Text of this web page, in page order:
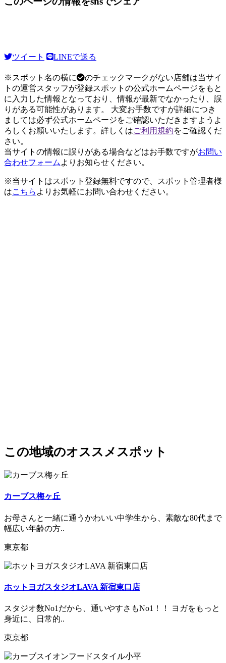
ツイート LINEで送る
※スポット名の横に
のチェックマークがない店舗は当サイ
トの運営スタッフが登録スポットの公式ホームページをもと
に入力した情報となっており、情報が最新でなかったり、誤
りがある可能性があります。 大変お手数ですが詳細につき
ましては必ず公式ホームページをご確認いただきますようよ
ろしくお願いいたします。詳しくはご利用規約をご確認くだ
さい。
当サイトの情報に誤りがある場合などはお手数ですがお問い
合わせフォーム よりお知らせください。
※当サイトはスポット登録無料ですので、スポット管理者様
はこちら よりお気軽にお問い合わせください。
この地域のオススメスポット
カーブス梅ヶ丘
お母さんと一緒に通うかわいい中学生から、素敵な80代まで
幅広い年齢の方..
東京都
ホットヨガスタジオLAVA 新宿東口店
スタジオ数No1だから、通いやすさもNo1！！ ヨガをもっと
身近に、日常的..
東京都